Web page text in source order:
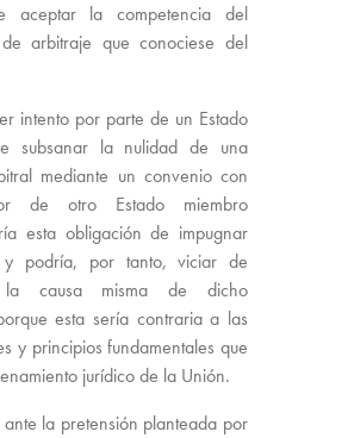
aceptar la competencia del
arbitraje que conociese del
intento por parte de un Estado
subsanar la nulidad de una
mediante un convenio con
de otro Estado miembro
esta obligación de impugnar
y podría, por tanto, viciar de
la causa misma de dicho
esta sería contraria a las
y principios fundamentales que
jurídico de la Unión.
ante la pretensión planteada por